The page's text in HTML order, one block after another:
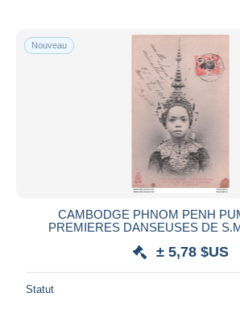
Nouveau
CAMBODGE PHNOM PENH
PREMIERES DANSEUSES DE
± 5,78 $US
Statut